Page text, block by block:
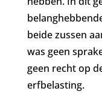
beide zussen
was geen
geen recht op
erfbelasting.